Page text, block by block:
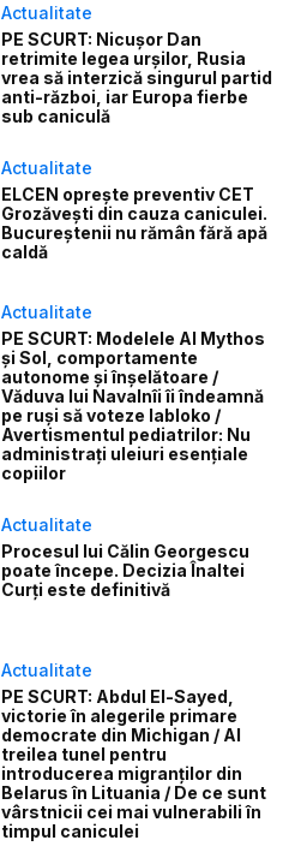
Actualitate
PE SCURT: Nicușor Dan
retrimite legea urșilor, Rusia
vrea să interzică singurul partid
anti-război, iar Europa fierbe
sub caniculă
Actualitate
ELCEN oprește preventiv CET
Grozăvești din cauza caniculei.
Bucureștenii nu rămân fără apă
caldă
Actualitate
PE SCURT: Modelele AI Mythos
și Sol, comportamente
autonome și înșelătoare /
Văduva lui Navalnîi îi îndeamnă
pe ruși să voteze Iabloko /
Avertismentul pediatrilor: Nu
administrați uleiuri esențiale
copiilor
Actualitate
Procesul lui Călin Georgescu
poate începe. Decizia Înaltei
Curți este definitivă
Actualitate
PE SCURT: Abdul El-Sayed,
victorie în alegerile primare
democrate din Michigan / Al
treilea tunel pentru
introducerea migranților din
Belarus în Lituania / De ce sunt
vârstnicii cei mai vulnerabili în
timpul caniculei